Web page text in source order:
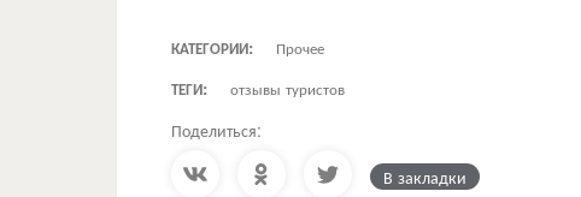
КАТЕГОРИИ:
Прочее
ТЕГИ:
отзывы туристов
Поделиться:
В закладки